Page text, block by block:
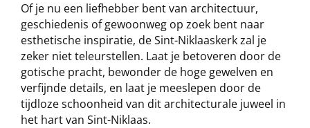
Of je nu een liefhebber bent van architectuur,
geschiedenis of gewoonweg op zoek bent naar
esthetische inspiratie, de Sint-Niklaaskerk zal je
zeker niet teleurstellen. Laat je betoveren door de
gotische pracht, bewonder de hoge gewelven en
verfijnde details, en laat je meeslepen door de
tijdloze schoonheid van dit architecturale juweel in
het hart van Sint-Niklaas.